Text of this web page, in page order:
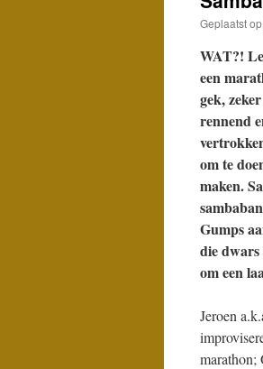
Geplaatst op
WAT?!
een
gek,
rennend
om te
maken.
Gumps
die
om een
Jeroen
marathon;